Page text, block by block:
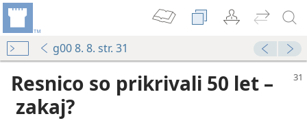
g00 8. 8. str. 31
Resnico so prikrivali 50 let –
zakaj?